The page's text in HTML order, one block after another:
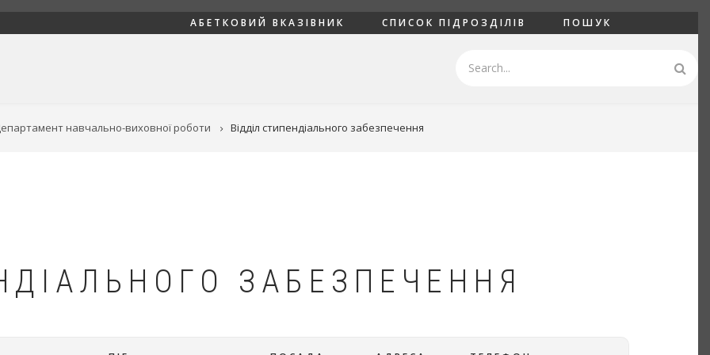
АБЕТКОВИЙ ВКАЗІВНИК СПИСОК ПІДРОЗДІЛІВ ПОШУК
навчально-виховної роботи Відділ стипендіального забезпечення
ЗАБЕЗПЕЧЕННЯ